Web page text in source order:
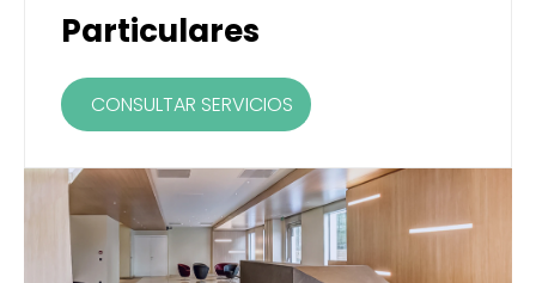
Particulares
CONSULTAR SERVICIOS